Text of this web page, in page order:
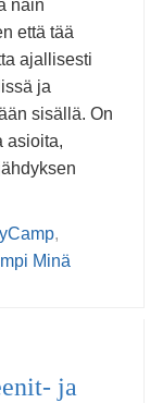
näin
että tää
ajallisesti
ja
sisällä. On
asioita,
,
Minä
ja